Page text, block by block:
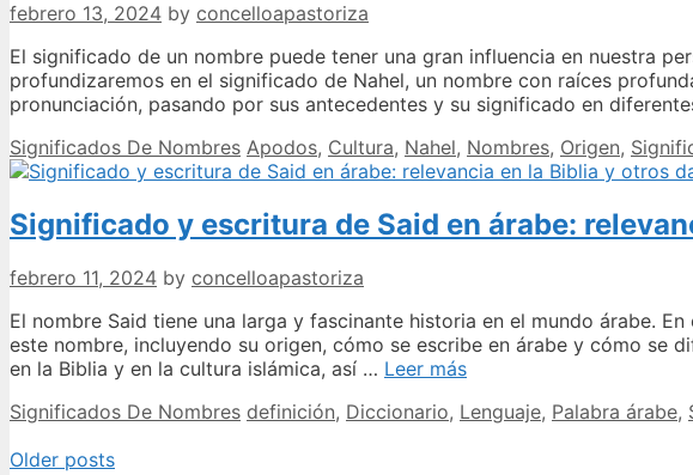
febrero 13, 2024 by concelloapastoriza
El significado de un nombre puede tener una gran influencia en nuestra
profundizaremos en el significado de Nahel, un nombre con raíces
pronunciación, pasando por sus antecedentes y su significado en
Categories
Significados De Nombres Tags
Apodos, Cultura, Nahel, Nombres, Origen,
Significado y escritura de Said en árabe:
febrero 11, 2024 by concelloapastoriza
El nombre Said tiene una larga y fascinante historia en el mundo árabe.
este nombre, incluyendo su origen, cómo se escribe en árabe y cómo se
en la Biblia y en la cultura islámica, así … Leer másSignificado
escritura
Categories
Significados De Nombres Tags
definición, Diccionario, Lenguaje, Palabra árabe,
Post
Older posts